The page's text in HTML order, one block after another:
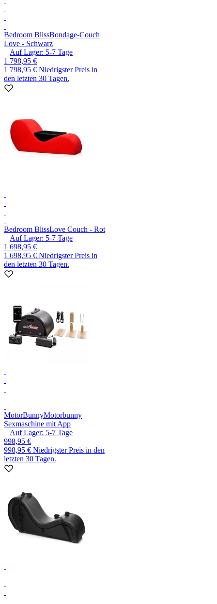
Bedroom BlissBondage-Couch
Love - Schwarz
Auf Lager: 5-7 Tage
1 798,95 €
1 798,95 € Niedrigster Preis in
den letzten 30 Tagen.
Bedroom BlissLove Couch - Rot
Auf Lager: 5-7 Tage
1 698,95 €
1 698,95 € Niedrigster Preis in
den letzten 30 Tagen.
MotorBunnyMotorbunny
Sexmaschine mit App
Auf Lager: 5-7 Tage
998,95 €
998,95 € Niedrigster Preis in den
letzten 30 Tagen.